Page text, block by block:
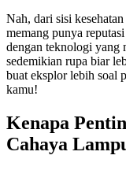
Nah, dari sisi
memang punya
dengan teknologi yang
sedemikian rupa biar
buat eksplor lebih soal
kamu!
Kenapa
Cahaya